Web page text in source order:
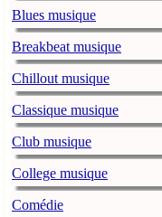
Blues musique
Breakbeat musique
Chillout musique
Classique musique
Club musique
College musique
Comédie